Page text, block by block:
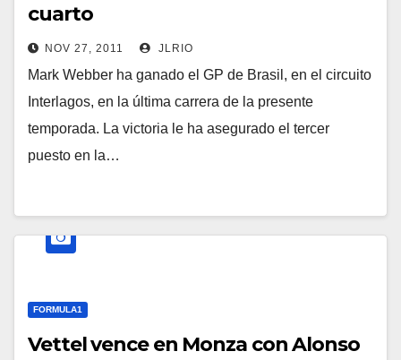
cuarto
NOV 27, 2011 JLRIO
Mark Webber ha ganado el GP de Brasil, en el circuito
Interlagos, en la última carrera de la presente
temporada. La victoria le ha asegurado el tercer
puesto en la…
FORMULA1
Vettel vence en Monza con Alonso